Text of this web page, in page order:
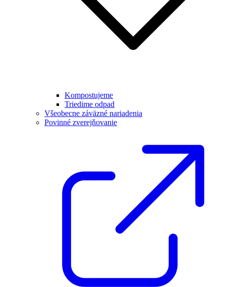
Kompostujeme
Triedime odpad
Všeobecne záväzné nariadenia
Povinné zverejňovanie